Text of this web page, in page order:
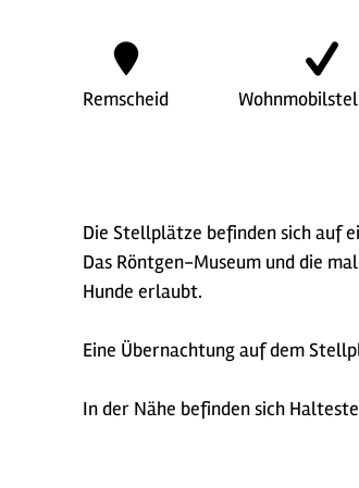
Remscheid
Die Stellplätze befinden sich auf
Das Röntgen-Museum und die
Hunde erlaubt.
Eine Übernachtung auf dem
In der Nähe befinden sich